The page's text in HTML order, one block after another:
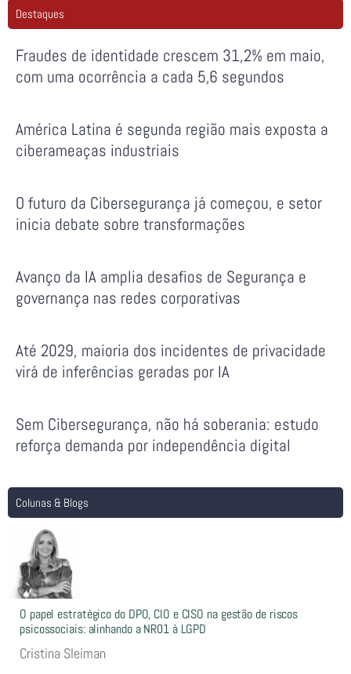
Destaques
Fraudes de identidade crescem 31,2% em maio,
com uma ocorrência a cada 5,6 segundos
América Latina é segunda região mais exposta a
ciberameaças industriais
O futuro da Cibersegurança já começou, e setor
inicia debate sobre transformações
Avanço da IA amplia desafios de Segurança e
governança nas redes corporativas
Até 2029, maioria dos incidentes de privacidade
virá de inferências geradas por IA
Sem Cibersegurança, não há soberania: estudo
reforça demanda por independência digital
Colunas & Blogs
O papel estratégico do DPO, CIO e CISO na gestão de riscos
psicossociais: alinhando a NR01 à LGPD
Cristina Sleiman